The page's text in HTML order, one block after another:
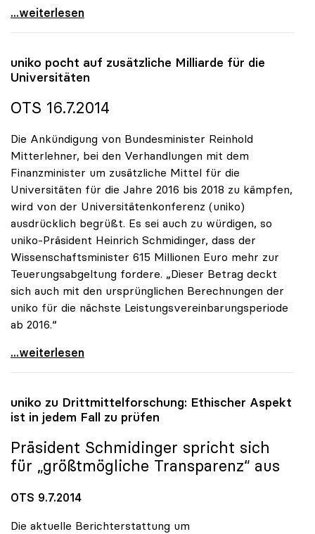
uniko: Sensible Schreibweise ist für Universitäten
...weiterlesen
uniko pocht auf zusätzliche Milliarde für die
Universitäten
OTS 16.7.2014
Die Ankündigung von Bundesminister Reinhold
Mitterlehner, bei den Verhandlungen mit dem
Finanzminister um zusätzliche Mittel für die
Universitäten für die Jahre 2016 bis 2018 zu kämpfen,
wird von der Universitätenkonferenz (uniko)
ausdrücklich begrüßt. Es sei auch zu würdigen, so
uniko-Präsident Heinrich Schmidinger, dass der
Wissenschaftsminister 615 Millionen Euro mehr zur
Teuerungsabgeltung fordere. „Dieser Betrag deckt
sich auch mit den ursprünglichen Berechnungen der
uniko für die nächste Leistungsvereinbarungsperiode
ab 2016.“
uniko pocht auf zusätzliche Milliarde für die
...weiterlesen
uniko zu Drittmittelforschung: Ethischer Aspekt
ist in jedem Fall zu prüfen
Präsident Schmidinger spricht sich
für „größtmögliche Transparenz“ aus
OTS 9.7.2014
Die aktuelle Berichterstattung um